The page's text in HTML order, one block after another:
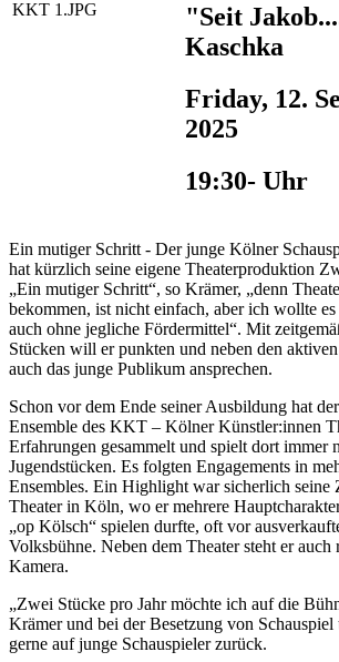
"Seit
Kaschka
Friday, 12.
2025
19:30- Uhr
Ein mutiger Schritt - Der junge Kölner
hat kürzlich seine eigene Theaterproduktion
„Ein mutiger Schritt“, so Krämer, „denn
bekommen, ist nicht einfach, aber ich wollte
auch ohne jegliche Fördermittel“. Mit
Stücken will er punkten und neben den
auch das junge Publikum ansprechen.
Schon vor dem Ende seiner Ausbildung hat
Ensemble des KKT – Kölner Künstler:innen
Erfahrungen gesammelt und spielt dort immer
Jugendstücken. Es folgten Engagements in
Ensembles. Ein Highlight war sicherlich seine
Theater in Köln, wo er mehrere
„op Kölsch“ spielen durfte, oft vor
Volksbühne. Neben dem Theater steht er auch
Kamera.
„Zwei Stücke pro Jahr möchte ich auf die
Krämer und bei der Besetzung von
gerne auf junge Schauspieler zurück.